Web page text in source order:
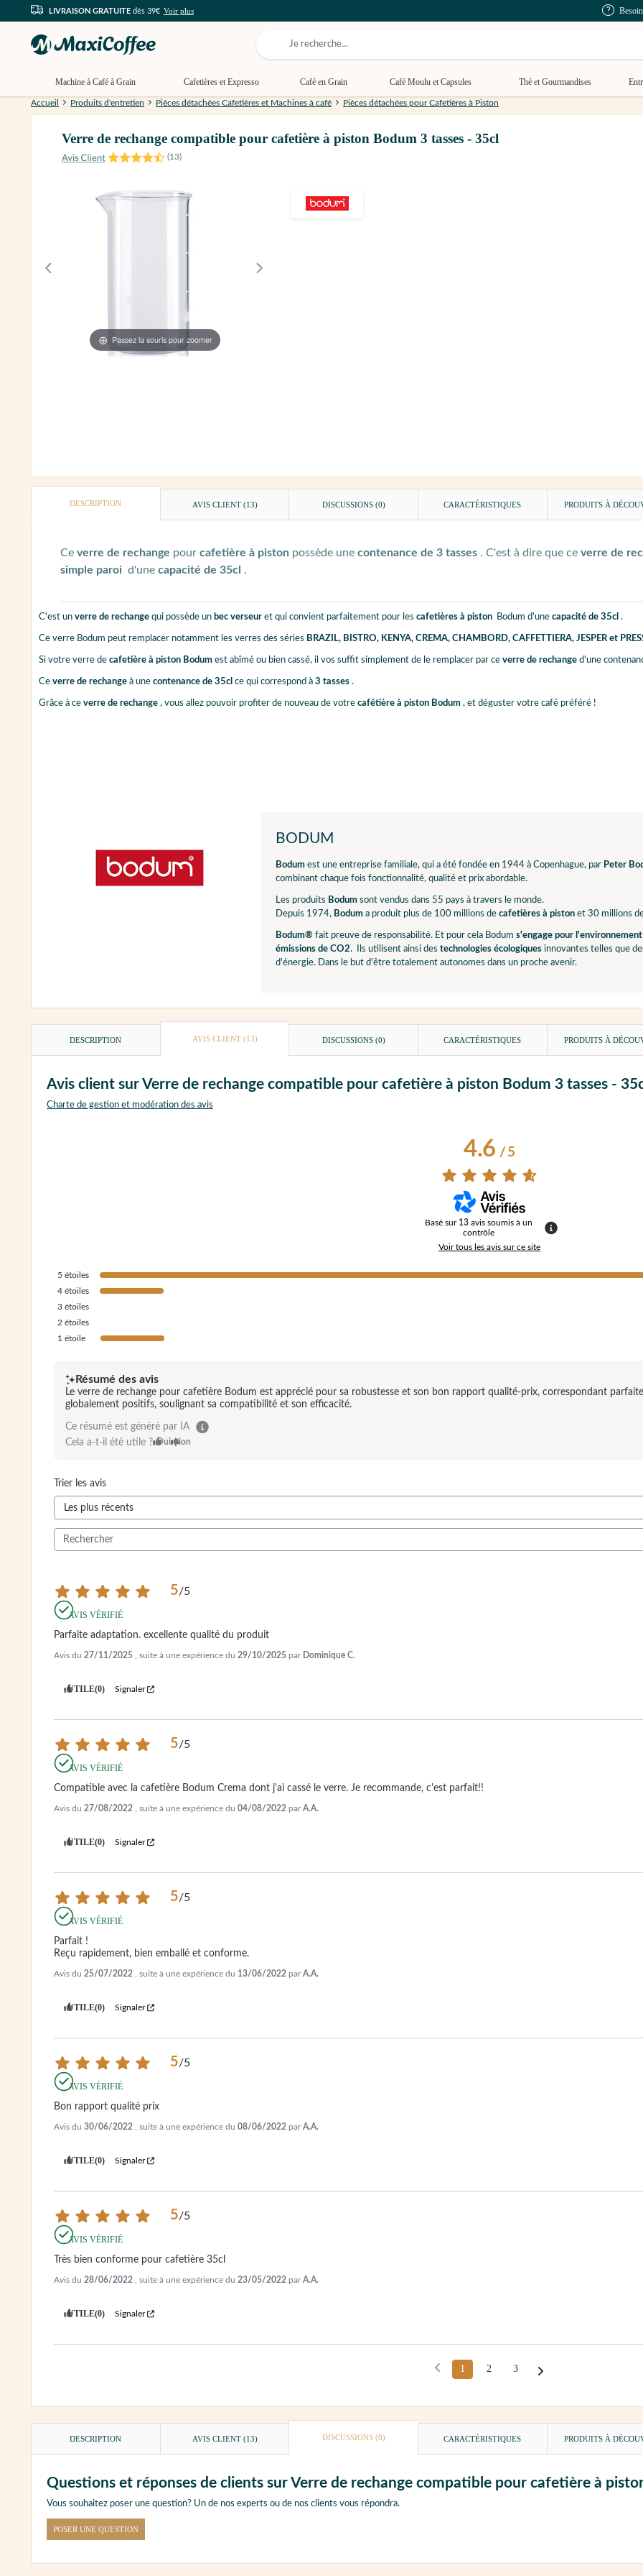
LIVRAISON GRATUITE dès 39€ Voir plus
Machine à Café à Grain Cafetières et Expresso Café en Grain Café Moulu et Capsules Thé et Gourmandises
Accueil Produits d'entretien Pièces détachées Cafetières et Machines à café Pièces détachées pour Cafetières à Piston
Verre de rechange compatible pour cafetière à piston Bodum 3 tasses - 35cl
(13)
Passez la souris pour zoomer
DESCRIPTION AVIS CLIENT (13) DISCUSSIONS (0) CARACTÉRISTIQUES PRODUITS À
Ce verre de rechange pour cafetière à piston possède une contenance de 3 tasses . C'est à dire que ce verre de
simple paroi d'une capacité de 35cl .
C'est un verre de rechange qui possède un bec verseur et qui convient parfaitement pour les cafetières à piston Bodum d'une capacité de 35cl .
Ce verre Bodum peut remplacer notamment les verres des séries BRAZIL, BISTRO, KENYA, CREMA, CHAMBORD, CAFFETTIERA, JESPER et
Si votre verre de cafetière à piston Bodum est abîmé ou bien cassé, il vos suffit simplement de le remplacer par ce verre de rechange d'une
Ce verre de rechange à une contenance de 35cl ce qui correspond à 3 tasses .
Grâce à ce verre de rechange , vous allez pouvoir profiter de nouveau de votre cafétière à piston Bodum , et déguster votre café préféré !
BODUM
Bodum est une entreprise familiale, qui a été fondée en 1944 à Copenhague, par Peter
combinant chaque fois fonctionnalité, qualité et prix abordable.
Les produits Bodum sont vendus dans 55 pays à travers le monde.
Depuis 1974, Bodum a produit plus de 100 millions de cafetières à piston et 30 millions
Bodum® fait preuve de responsabilité. Et pour cela Bodum s'engage pour l'environnement
émissions de CO2. Ils utilisent ainsi des technologies écologiques innovantes telles que
d'énergie. Dans le but d'être totalement autonomes dans un proche avenir.
DESCRIPTION AVIS CLIENT (13) DISCUSSIONS (0) CARACTÉRISTIQUES PRODUITS À
Avis client sur Verre de rechange compatible pour cafetière à piston Bodum 3 tasses -
Charte de gestion et modération des avis
4.6/ 5
Basé sur 13 avis soumis à un
contrôle
Voir tous les avis sur ce site
5 étoiles
4 étoiles
3 étoiles
2 étoiles
1 étoile
Résumé des avis
Le verre de rechange pour cafetière Bodum est apprécié pour sa robustesse et son bon rapport qualité-prix, correspondant
globalement positifs, soulignant sa compatibilité et son efficacité.
Ce résumé est généré par IA
Cela a-t-il été utile ? Oui Non
Trier les avis
5/5
AVIS VÉRIFIÉ
Parfaite adaptation. excellente qualité du produit
Avis du 27/11/2025 , suite à une expérience du 29/10/2025 par Dominique C.
UTILE(0) Signaler
5/5
AVIS VÉRIFIÉ
Compatible avec la cafetière Bodum Crema dont j'ai cassé le verre. Je recommande, c'est parfait!!
Avis du 27/08/2022 , suite à une expérience du 04/08/2022 parA.A.
UTILE(0) Signaler
5/5
AVIS VÉRIFIÉ
Parfait !
Reçu rapidement, bien emballé et conforme.
Avis du 25/07/2022 , suite à une expérience du 13/06/2022 parA.A.
UTILE(0) Signaler
5/5
AVIS VÉRIFIÉ
Bon rapport qualité prix
Avis du 30/06/2022 , suite à une expérience du 08/06/2022 parA.A.
UTILE(0) Signaler
5/5
AVIS VÉRIFIÉ
Très bien conforme pour cafetière 35cl
Avis du 28/06/2022 , suite à une expérience du 23/05/2022 parA.A.
UTILE(0) Signaler
1 2 3
DESCRIPTION AVIS CLIENT (13) DISCUSSIONS (0) CARACTÉRISTIQUES PRODUITS À
Questions et réponses de clients sur Verre de rechange compatible pour cafetière à
Vous souhaitez poser une question? Un de nos experts ou de nos clients vous répondra.
POSER UNE QUESTION